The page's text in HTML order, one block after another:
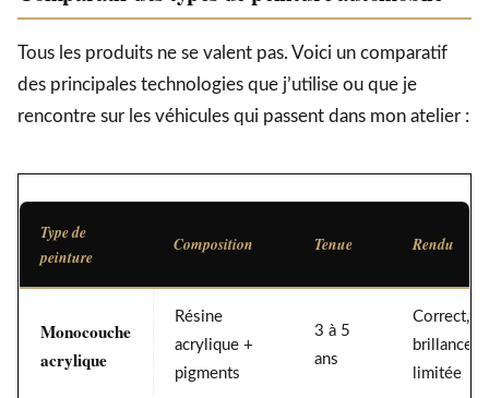
Tous les produits ne se valent pas. Voici un comparatif
des principales technologies que j’utilise ou que je
rencontre sur les véhicules qui passent dans mon atelier :
Type de
peinture
Composition Tenue Rendu
Monocouche
acrylique
Résine
acrylique +
pigments
3 à 5
ans
Correct,
brillance
limitée